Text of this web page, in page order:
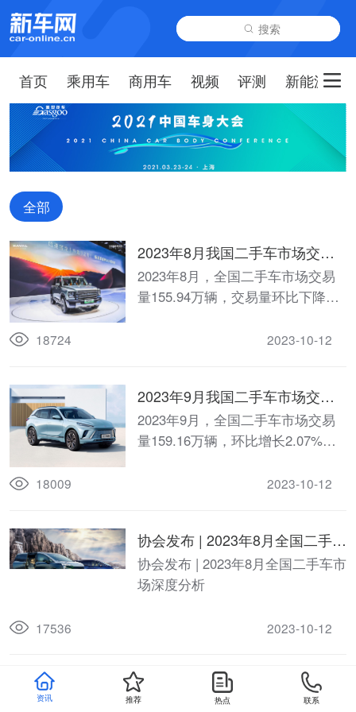
搜索
首页 乘用车 商用车 视频 评测 新能源
全部
2023年8月我国二手车市场交易
量155.94万辆，交易量环比下降
0.81%，同比增长6.25%
2023年8月，全国二手车市场交易
量155.94万辆，交易量环比下降
18724 2023-10-12
2023年9月我国二手车市场交易
量159.16万辆，同比增长7.17%
2023年9月，全国二手车市场交易
量159.16万辆，环比增长2.07%，
18009 2023-10-12
协会发布 | 2023年8月全国二手车
市场深度分析
协会发布 | 2023年8月全国二手车市
场深度分析
17536 2023-10-12
2023年1月我国二手车交易量
124.82万辆，同比下降15.93%
2023年1月受春节长假因素影响，
资讯 推荐 热点 联系